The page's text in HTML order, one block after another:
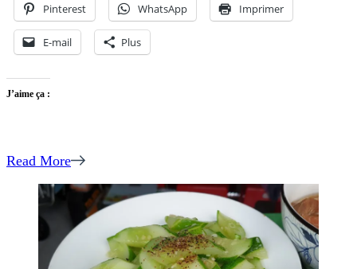
Pinterest WhatsApp Imprimer
E-mail Plus
J’aime ça :
Read More